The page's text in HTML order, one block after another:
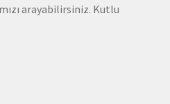
arayabilirsiniz. Kutlu